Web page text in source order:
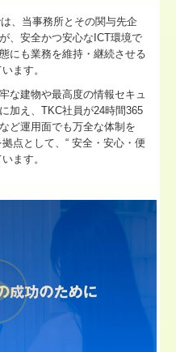
、当事務所とその関与先企
、安全かつ安心なICT環境で
にも業務を維持・継続させる
ます。
な建物や最高度の情報セキュ
加え、TKC社員が24時間365
ど運用面でも万全な体制を
点として、“ 安全・安心・便
ます。